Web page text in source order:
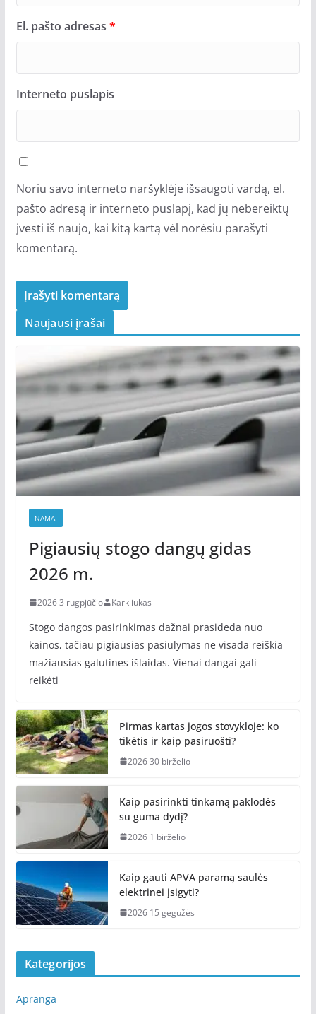
El. pašto adresas *
Interneto puslapis
Noriu savo interneto naršyklėje išsaugoti vardą, el.
pašto adresą ir interneto puslapį, kad jų nebereiktų
įvesti iš naujo, kai kitą kartą vėl norėsiu parašyti
komentarą.
Naujausi įrašai
NAMAI
Pigiausių stogo dangų gidas
2026 m.
2026 3 rugpjūčio Karkliukas
Stogo dangos pasirinkimas dažnai prasideda nuo
kainos, tačiau pigiausias pasiūlymas ne visada reiškia
mažiausias galutines išlaidas. Vienai dangai gali
reikėti
Pirmas kartas jogos stovykloje: ko
tikėtis ir kaip pasiruošti?
2026 30 birželio
Kaip pasirinkti tinkamą paklodės
su guma dydį?
2026 1 birželio
Kaip gauti APVA paramą saulės
elektrinei įsigyti?
2026 15 gegužės
Kategorijos
Apranga